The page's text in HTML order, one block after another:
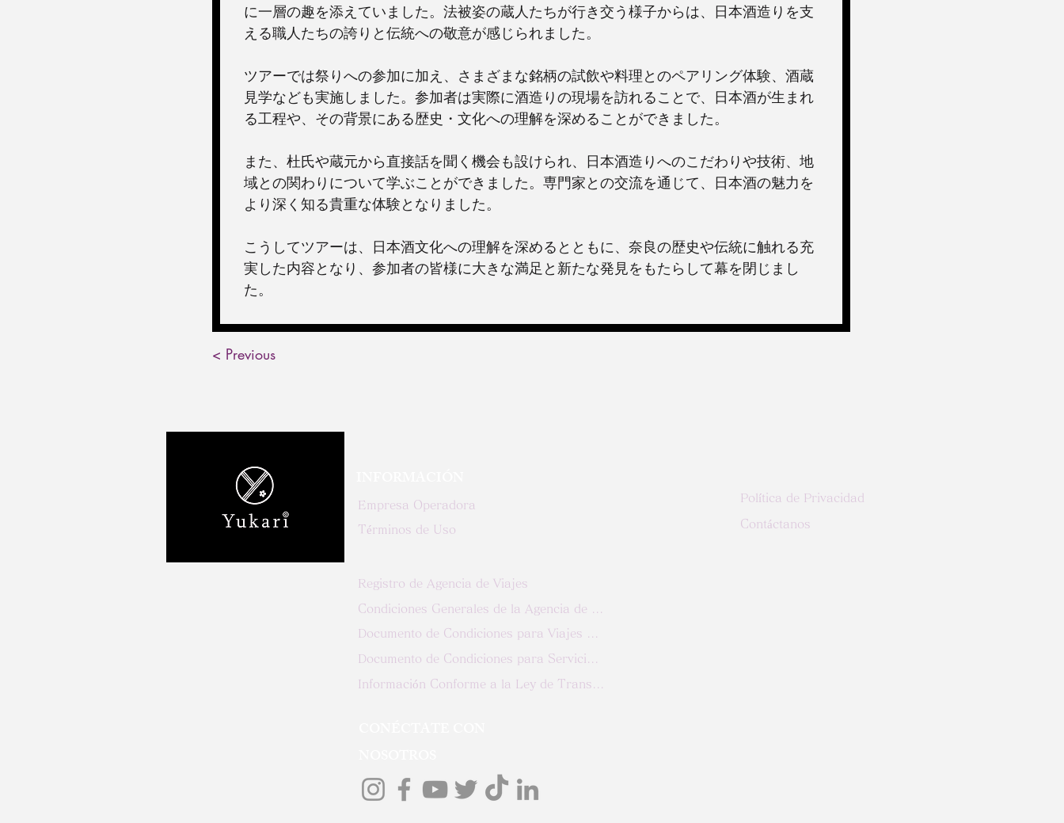
に一層の趣を添えていました。法被姿の蔵人たちが行き交う様子からは、日本酒造りを支
える職人たちの誇りと伝統への敬意が感じられました。
ツアーでは祭りへの参加に加え、さまざまな銘柄の試飲や料理とのペアリング体験、酒蔵
見学なども実施しました。参加者は実際に酒造りの現場を訪れることで、日本酒が生まれ
る工程や、その背景にある歴史・文化への理解を深めることができました。
また、杜氏や蔵元から直接話を聞く機会も設けられ、日本酒造りへのこだわりや技術、地
域との関わりについて学ぶことができました。専門家との交流を通じて、日本酒の魅力を
より深く知る貴重な体験となりました。
こうしてツアーは、日本酒文化への理解を深めるとともに、奈良の歴史や伝統に触れる充
実した内容となり、参加者の皆様に大きな満足と新たな発見をもたらして幕を閉じまし
た。
< Previous
Empresa Operadora
Términos de Uso
Registro de Agencia de Viajes
Política de Privacidad
Contáctanos